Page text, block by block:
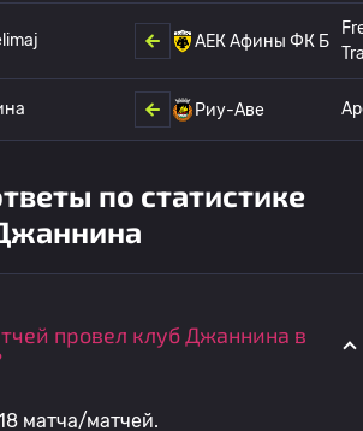
АЕК Афины ФК Б
Риу-Аве
по статистике
провел клуб Джаннина в
матча/матчей.